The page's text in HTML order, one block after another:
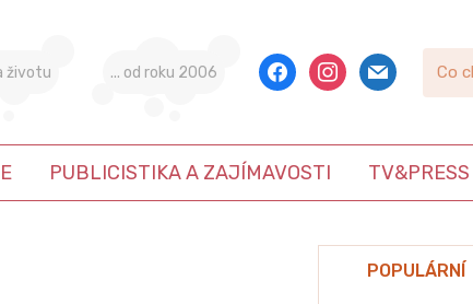
životu ... od roku 2006 facebookinstagram
mail
PUBLICISTIKA A ZAJÍMAVOSTI TV&PRESS
POPULÁRNÍ